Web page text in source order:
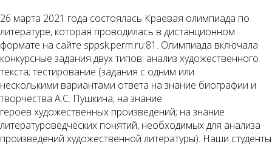
26 марта 2021 года состоялась Краевая олимпиада по
литературе, которая проводилась в дистанционном
формате на сайте sppsk.perm.ru:81. Олимпиада включала
конкурсные задания двух типов: анализ художественного
текста; тестирование (задания с одним или
несколькими вариантами ответа на знание биографии и
творчества А.С. Пушкина; на знание
героев художественных произведений; на знание
литературоведческих понятий, необходимых для анализа
произведений художественной литературы). Наши студенты